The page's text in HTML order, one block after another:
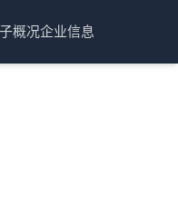
概况企业信息